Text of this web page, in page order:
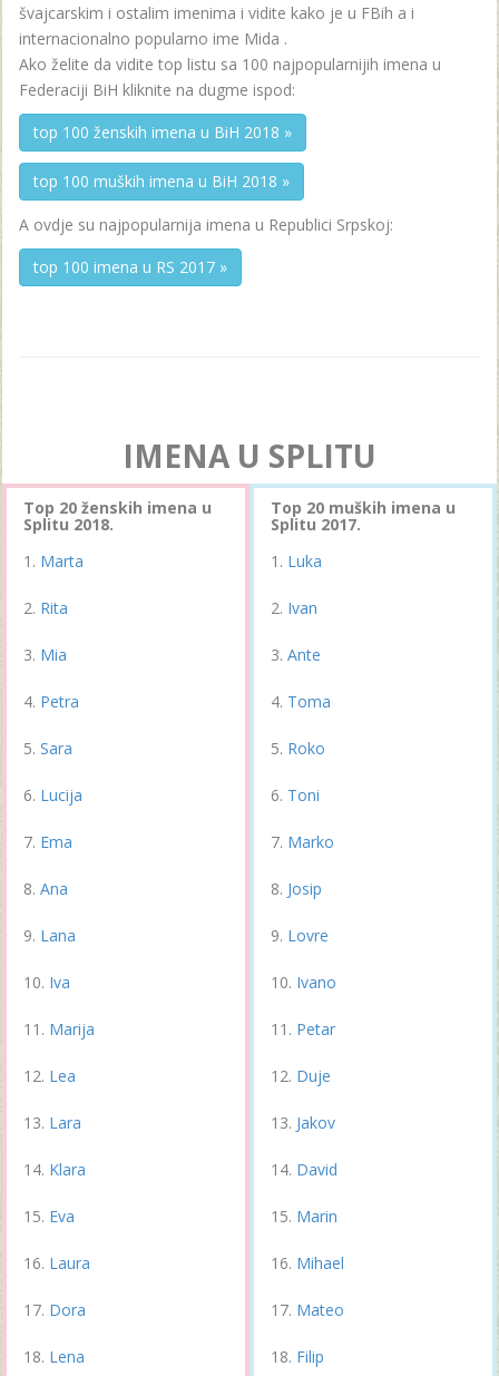
švajcarskim i ostalim imenima i vidite kako je u FBih a i
internacionalno popularno ime Mida .
Ako želite da vidite top listu sa 100 najpopularnijih imena u
Federaciji BiH kliknite na dugme ispod:
top 100 ženskih imena u BiH 2018 »
top 100 muških imena u BiH 2018 »
A ovdje su najpopularnija imena u Republici Srpskoj:
top 100 imena u RS 2017 »
IMENA U SPLITU
Top 20 ženskih imena u
Splitu 2018.
Marta
Rita
Mia
Petra
Sara
Lucija
Ema
Ana
Lana
Iva
Marija
Lea
Lara
Klara
Eva
Laura
Dora
Lena
Top 20 muških imena u
Splitu 2017.
Luka
Ivan
Ante
Toma
Roko
Toni
Marko
Josip
Lovre
Ivano
Petar
Duje
Jakov
David
Marin
Mihael
Mateo
Filip